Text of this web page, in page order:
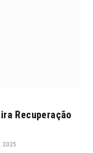
Recuperação
2025